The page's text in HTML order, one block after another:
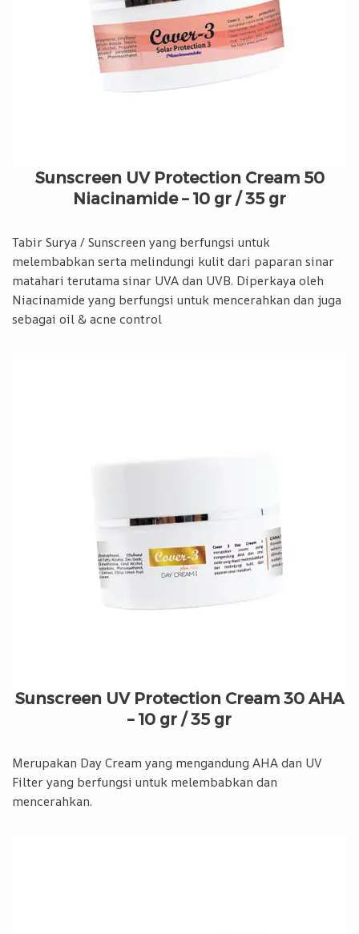
Sunscreen UV Protection Cream 50
Niacinamide – 10 gr / 35 gr
Tabir Surya / Sunscreen yang berfungsi untuk
melembabkan serta melindungi kulit dari paparan sinar
matahari terutama sinar UVA dan UVB. Diperkaya oleh
Niacinamide yang berfungsi untuk mencerahkan dan juga
sebagai oil & acne control
Sunscreen UV Protection Cream 30 AHA
– 10 gr / 35 gr
Merupakan Day Cream yang mengandung AHA dan UV
Filter yang berfungsi untuk melembabkan dan
mencerahkan.